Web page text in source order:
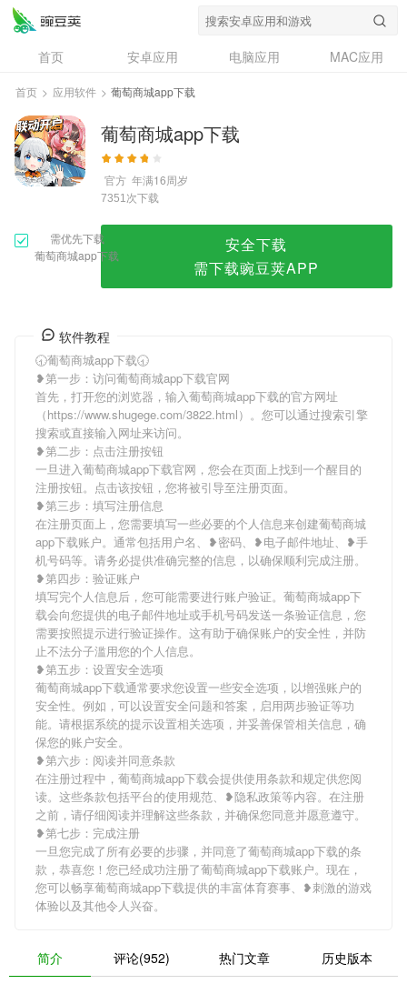
首页 安卓应用 电脑应用
MAC应用
资讯
专题
问答
首页 > 应用软件 > 葡萄商城app下载
葡萄商城app下载
官方 年满16周岁
7351次下载
需优先下载
葡萄商城app下载
安全下载
需下载豌豆荚APP
软件教程
🕣葡萄商城app下载🕣
❥第一步：访问葡萄商城app下载官网
首先，打开您的浏览器，输入葡萄商城app下载的官方网址
（https://www.shugege.com/3822.html）。您可以通过搜索引擎
搜索或直接输入网址来访问。
❥第二步：点击注册按钮
一旦进入葡萄商城app下载官网，您会在页面上找到一个醒目的
注册按钮。点击该按钮，您将被引导至注册页面。
❥第三步：填写注册信息
在注册页面上，您需要填写一些必要的个人信息来创建葡萄商城
app下载账户。通常包括用户名、❥密码、❥电子邮件地址、❥手
机号码等。请务必提供准确完整的信息，以确保顺利完成注册。
❥第四步：验证账户
填写完个人信息后，您可能需要进行账户验证。葡萄商城app下
载会向您提供的电子邮件地址或手机号码发送一条验证信息，您
需要按照提示进行验证操作。这有助于确保账户的安全性，并防
止不法分子滥用您的个人信息。
❥第五步：设置安全选项
葡萄商城app下载通常要求您设置一些安全选项，以增强账户的
安全性。例如，可以设置安全问题和答案，启用两步验证等功
能。请根据系统的提示设置相关选项，并妥善保管相关信息，确
保您的账户安全。
❥第六步：阅读并同意条款
在注册过程中，葡萄商城app下载会提供使用条款和规定供您阅
读。这些条款包括平台的使用规范、❥隐私政策等内容。在注册
之前，请仔细阅读并理解这些条款，并确保您同意并愿意遵守。
❥第七步：完成注册
一旦您完成了所有必要的步骤，并同意了葡萄商城app下载的条
款，恭喜您！您已经成功注册了葡萄商城app下载账户。现在，
您可以畅享葡萄商城app下载提供的丰富体育赛事、❥刺激的游戏
体验以及其他令人兴奋。
简介 评论(952) 热门文章 历史版本